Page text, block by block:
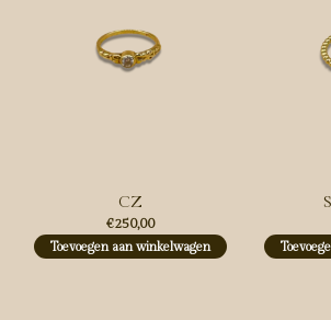
CZ
€250,00
Toevoegen aan winkelwagen